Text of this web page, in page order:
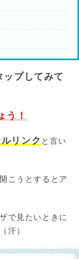
ップしてみて
う！
リンク と言い
こうとするとア
で見たいときに
汗）